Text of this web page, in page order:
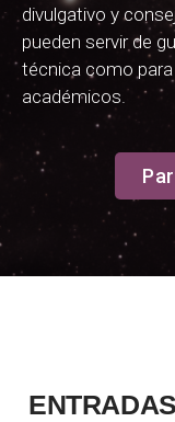
divulgativo y
pueden servir de
técnica como
académicos.